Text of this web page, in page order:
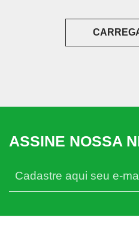
ASSINE NOSSA